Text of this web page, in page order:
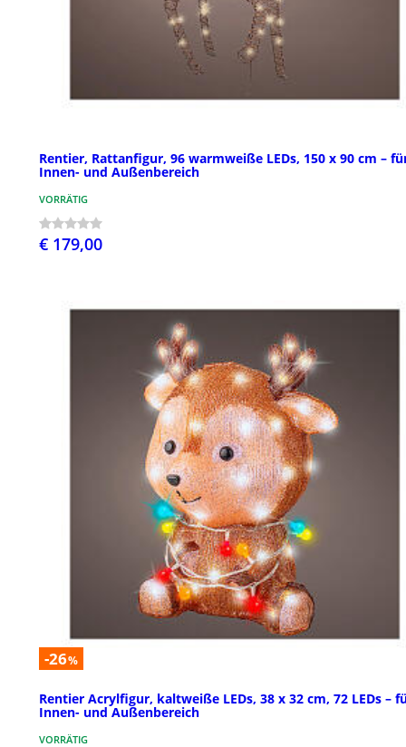
Rentier, Rattanfigur, 96 warmweiße LEDs, 150 x 90 cm –
Innen- und Außenbereich
VORRÄTIG
€ 179,00
-26%
Rentier Acrylfigur, kaltweiße LEDs, 38 x 32 cm, 72 LEDs –
Innen- und Außenbereich
VORRÄTIG